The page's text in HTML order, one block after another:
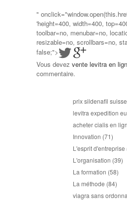
"
'height=400, width=400,
toolbar=no, menubar=no,
resizable=no, scrollbars=no,
false;">
Vous devez vente levitra en
commentaire.
prix sildenafil suisse
levitra expedition
acheter cialis en
Innovation (71)
L'esprit d'entreprise
L'organisation (39)
La formation (58)
La méthode (84)
viagra sans